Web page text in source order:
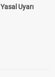
Yasal Uyarı